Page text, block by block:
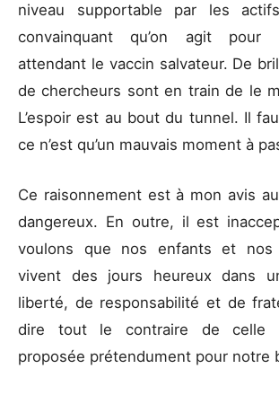
niveau supportable par les
convainquant qu’on agit pour
attendant le vaccin salvateur. De
de chercheurs sont en train de le
L’espoir est au bout du tunnel. Il
ce n’est qu’un mauvais moment à
Ce raisonnement est à mon avis
dangereux. En outre, il est
voulons que nos enfants et nos
vivent des jours heureux dans
liberté, de responsabilité et de
dire tout le contraire de celle
proposée prétendument pour notre